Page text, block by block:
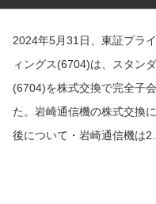
2024年5月31日、東証プラ
ィングス(6704)は、スタン
(6704)を株式交換で完全子
た。岩崎通信機の株式交換
後について・岩崎通信機は2…